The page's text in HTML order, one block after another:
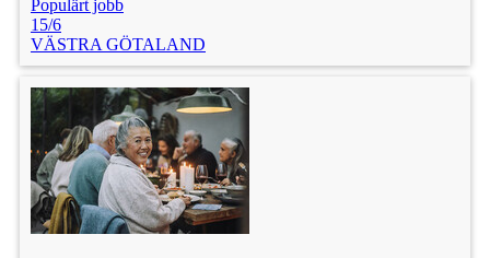
Populärt jobb
15/6
VÄSTRA GÖTALAND